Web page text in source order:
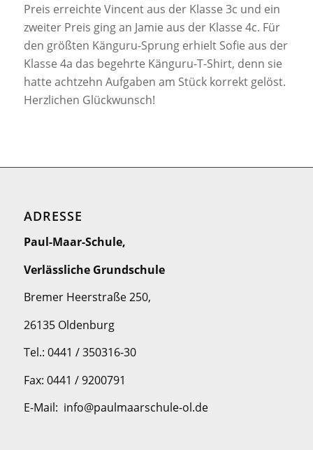
Preis erreichte Vincent aus der Klasse 3c und ein
zweiter Preis ging an Jamie aus der Klasse 4c. Für
den größten Känguru-Sprung erhielt Sofie aus der
Klasse 4a das begehrte Känguru-T-Shirt, denn sie
hatte achtzehn Aufgaben am Stück korrekt gelöst.
Herzlichen Glückwunsch!
ADRESSE
Paul-Maar-Schule,
Verlässliche Grundschule
Bremer Heerstraße 250,
26135 Oldenburg
Tel.: 0441 / 350316-30
Fax: 0441 / 9200791
E-Mail: info@paulmaarschule-ol.de